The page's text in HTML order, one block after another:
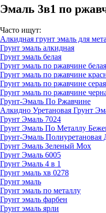
Эмаль 3в1 по
Часто ищут:
Алкидная грунт эмаль для
Грунт эмаль алкидная
Грунт эмаль белая
Грунт эмаль по ржавчине белая
Грунт эмаль по ржавчине
Грунт эмаль по ржавчине серая
Грунт эмаль по ржавчине
Грунт-Эмаль По Ржавчине
Алкидно Уретановая Грунт
Грунт Эмаль 7024
Грунт Эмаль По Металлу
Грунт-Эмаль Полиуретановая
Грунт Эмаль Зеленый Мох
Грунт Эмаль 6005
Грунт Эмаль 4 в 1
Грунт эмаль хв 0278
Грунт эмаль
Грунт эмаль по металлу
Грунт эмаль фарбен
Грунт эмаль ярли